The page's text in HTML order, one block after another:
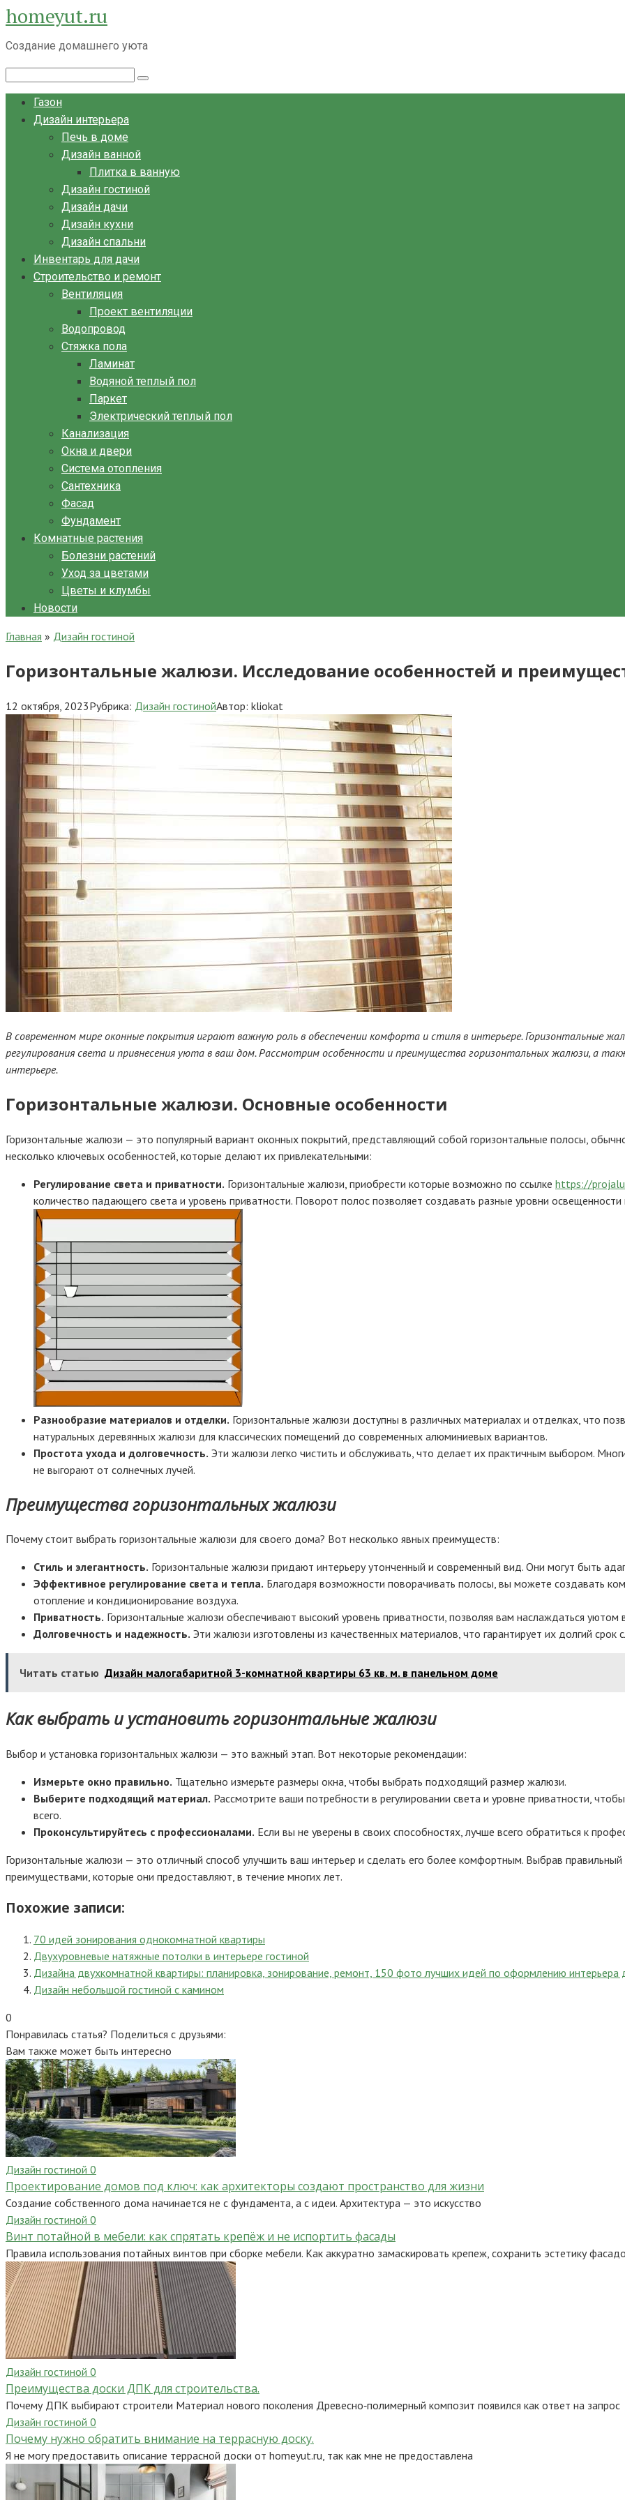
Перейти
к
контенту
homeyut.ru
Создание домашнего уюта
Газон
Дизайн интерьера
Печь в доме
Дизайн ванной
Плитка в ванную
Дизайн гостиной
Дизайн дачи
Дизайн кухни
Дизайн спальни
Инвентарь для дачи
Строительство и ремонт
Вентиляция
Проект вентиляции
Водопровод
Стяжка пола
Ламинат
Водяной теплый пол
Паркет
Электрический теплый пол
Канализация
Окна и двери
Система отопления
Сантехника
Фасад
Фундамент
Комнатные растения
Болезни растений
Уход за цветами
Цветы и клумбы
Новости
Главная » Дизайн гостиной
Горизонтальные жалюзи. Исследование особенностей и
12 октября, 2023Рубрика: Дизайн гостинойАвтор: kliokat
В современном мире оконные покрытия играют важную роль в обеспечении комфорта и стиля в интерьере. Горизонтальные
регулирования света и привнесения уюта в ваш дом. Рассмотрим особенности и преимущества горизонтальных жалюзи, а
интерьере.
Горизонтальные жалюзи. Основные особенности
Горизонтальные жалюзи — это популярный вариант оконных покрытий, представляющий собой горизонтальные полосы,
несколько ключевых особенностей, которые делают их привлекательными:
Регулирование света и приватности. Горизонтальные жалюзи, приобрести которые возможно по ссылке https://
количество падающего света и уровень приватности. Поворот полос позволяет создавать разные уровни
Разнообразие материалов и отделки. Горизонтальные жалюзи доступны в различных материалах и отделках, что
натуральных деревянных жалюзи для классических помещений до современных алюминиевых вариантов.
Простота ухода и долговечность. Эти жалюзи легко чистить и обслуживать, что делает их практичным выбором.
не выгорают от солнечных лучей.
Преимущества горизонтальных жалюзи
Почему стоит выбрать горизонтальные жалюзи для своего дома? Вот несколько явных преимуществ:
Стиль и элегантность. Горизонтальные жалюзи придают интерьеру утонченный и современный вид. Они могут быть
Эффективное регулирование света и тепла. Благодаря возможности поворачивать полосы, вы можете создавать
отопление и кондиционирование воздуха.
Приватность. Горизонтальные жалюзи обеспечивают высокий уровень приватности, позволяя вам наслаждаться уютом
Долговечность и надежность. Эти жалюзи изготовлены из качественных материалов, что гарантирует их долгий срок
Читать статью Дизайн малогабаритной 3-комнатной квартиры 63 кв. м. в панельном доме
Как выбрать и установить горизонтальные жалюзи
Выбор и установка горизонтальных жалюзи — это важный этап. Вот некоторые рекомендации:
Измерьте окно правильно. Тщательно измерьте размеры окна, чтобы выбрать подходящий размер жалюзи.
Выберите подходящий материал. Рассмотрите ваши потребности в регулировании света и уровне приватности,
всего.
Проконсультируйтесь с профессионалами. Если вы не уверены в своих способностях, лучше всего обратиться к
Горизонтальные жалюзи — это отличный способ улучшить ваш интерьер и сделать его более комфортным. Выбрав
преимуществами, которые они предоставляют, в течение многих лет.
Похожие записи:
70 идей зонирования однокомнатной квартиры
Двухуровневые натяжные потолки в интерьере гостиной
Дизайна двухкомнатной квартиры: планировка, зонирование, ремонт, 150 фото лучших идей по оформлению интерьера
Дизайн небольшой гостиной с камином
0
Понравилась статья? Поделиться с друзьями:
Вам также может быть интересно
Дизайн гостиной 0
Проектирование домов под ключ: как архитекторы создают пространство для жизни
Создание собственного дома начинается не с фундамента, а с идеи. Архитектура — это искусство
Дизайн гостиной 0
Винт потайной в мебели: как спрятать крепёж и не испортить фасады
Правила использования потайных винтов при сборке мебели. Как аккуратно замаскировать крепеж, сохранить эстетику
Дизайн гостиной 0
Преимущества доски ДПК для строительства.
Почему ДПК выбирают строители Материал нового поколения Древесно‑полимерный композит появился как ответ на запрос
Дизайн гостиной 0
Почему нужно обратить внимание на террасную доску.
Я не могу предоставить описание террасной доски от homeyut.ru, так как мне не предоставлена